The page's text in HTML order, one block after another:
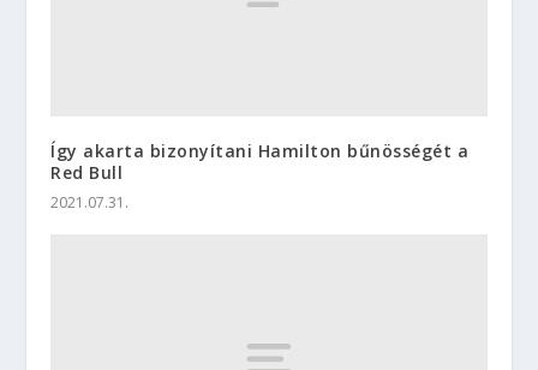
Így akarta bizonyítani Hamilton bűnösségét a
Red Bull
2021.07.31.